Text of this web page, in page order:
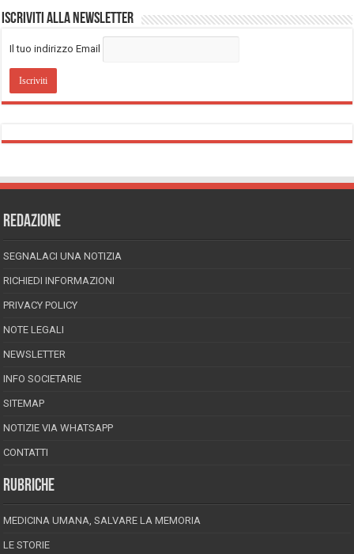
Iscriviti alla Newsletter
Il tuo indirizzo Email
REDAZIONE
SEGNALACI UNA NOTIZIA
RICHIEDI INFORMAZIONI
PRIVACY POLICY
NOTE LEGALI
NEWSLETTER
INFO SOCIETARIE
SITEMAP
NOTIZIE VIA WHATSAPP
CONTATTI
RUBRICHE
MEDICINA UMANA, SALVARE LA MEMORIA
LE STORIE